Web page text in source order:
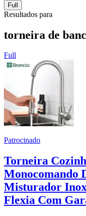
Full
Resultados para
torneira de
Full
Patrocinado
Torneira
Monocomando
Misturador Inox
Flexia Com